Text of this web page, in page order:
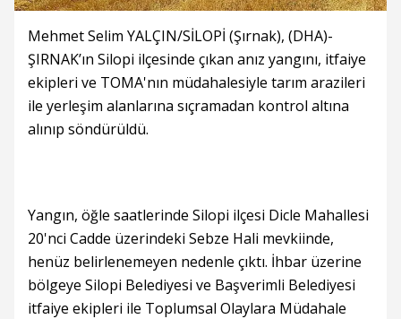
Mehmet Selim YALÇIN/SİLOPİ (Şırnak), (DHA)-
ŞIRNAK’ın Silopi ilçesinde çıkan anız yangını, itfaiye
ekipleri ve TOMA'nın müdahalesiyle tarım arazileri
ile yerleşim alanlarına sıçramadan kontrol altına
alınıp söndürüldü.
Yangın, öğle saatlerinde Silopi ilçesi Dicle Mahallesi
20'nci Cadde üzerindeki Sebze Hali mevkiinde,
henüz belirlenemeyen nedenle çıktı. İhbar üzerine
bölgeye Silopi Belediyesi ve Başverimli Belediyesi
itfaiye ekipleri ile Toplumsal Olaylara Müdahale